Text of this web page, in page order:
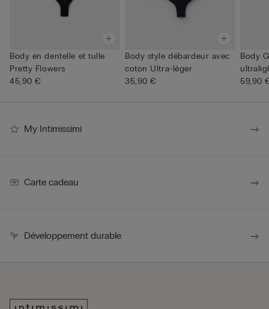
Body en dentelle et tulle
Pretty Flowers
45,90 €
Body style débardeur avec
coton Ultra-léger
35,90 €
Body
59,90
My Intimissimi
Carte cadeau
Développement durable